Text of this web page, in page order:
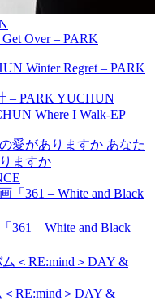
Get Over – PARK
Winter Regret – PARK
– PARK YUCHUN
Where I Walk-EP
あなた
ますか
361 – White and Black
RE:mind＞DAY &